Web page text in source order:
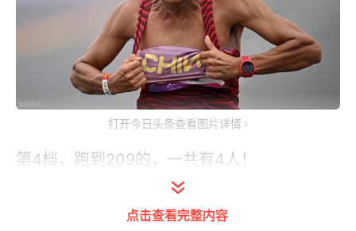
打开今日头条查看图片详情
第4档，跑到209的，一共有4人！
13、彭建华，2小时9分51秒，曾在2022年，
1小时02分30秒，创造当时的国家半马纪
点击查看完整内容